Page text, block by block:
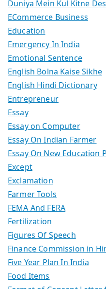
Duniya Mein Kul Kitne
ECommerce Business
Education
Emergency In India
Emotional Sentence
English Bolna Kaise Sikhe
English Hindi Dictionary
Entrepreneur
Essay
Essay on Computer
Essay On Indian Farmer
Essay On New Education
Except
Exclamation
Farmer Tools
FEMA And FERA
Fertilization
Figures Of Speech
Finance Commission in
Five Year Plan In India
Food Items